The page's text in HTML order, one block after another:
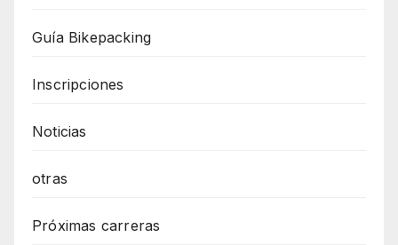
Guía Bikepacking
Inscripciones
Noticias
otras
Próximas carreras